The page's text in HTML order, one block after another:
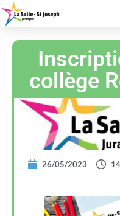
collège
26/05/2023